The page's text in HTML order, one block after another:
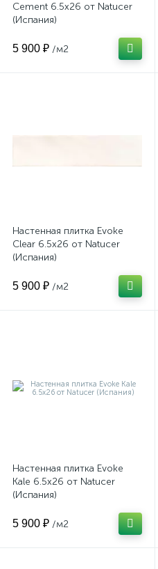
Cement 6.5x26 от Natucer
(Испания)
5 900 ₽ /м2
Настенная плитка Evoke
Clear 6.5x26 от Natucer
(Испания)
5 900 ₽ /м2
Настенная плитка Evoke
Kale 6.5x26 от Natucer
(Испания)
5 900 ₽ /м2